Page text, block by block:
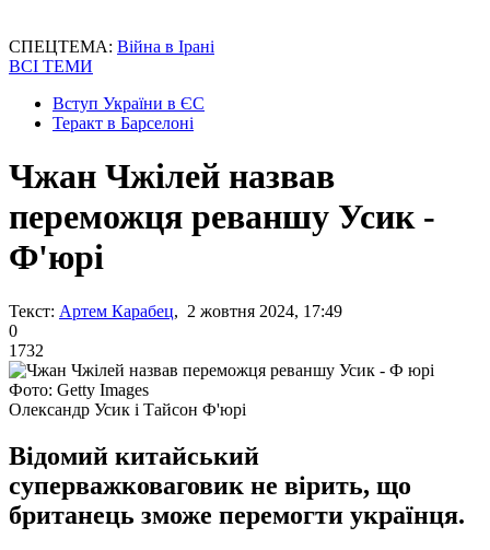
СПЕЦТЕМА: Війна в Ірані
ВСІ ТЕМИ
Вступ України в ЄС
Теракт в Барселоні
Чжан Чжілей назвав
переможця реваншу Усик -
Ф'юрі
Текст: Артем Карабец, 2 жовтня 2024, 17:49
0
1732
Фото: Getty Images
Олександр Усик і Тайсон Ф'юрі
Відомий китайський
суперважковаговик не вірить, що
британець зможе перемогти українця.